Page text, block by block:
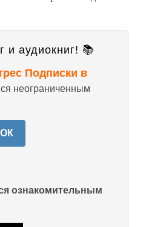
и аудиокниг! 📚
Подписки в
неограниченным
ознакомительным